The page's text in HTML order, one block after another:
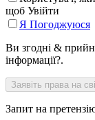
щоб Увійти
Я Погоджуюся
Ви згодні &
інформації?.
Запит на